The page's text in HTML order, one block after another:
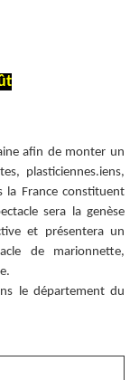
afin de monter un
plasticiennes.iens,
la France constituent
sera la genèse
et présentera un
de marionnette,
le département du